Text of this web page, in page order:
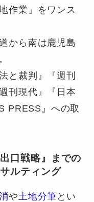
作業」をワンス
から南は鹿児島
と裁判』『週刊
刊現代』『日本
PRESS』への取
口戦略』までの
ルティング
や 土地分筆 とい